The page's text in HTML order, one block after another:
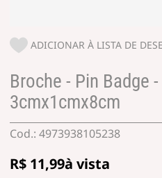
ADICIONAR À LISTA DE
Broche - Pin Badge
3cmx1cmx8cm
4973938105238
R$ 11,99